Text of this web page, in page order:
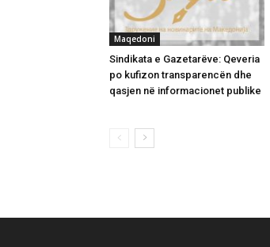
Maqedoni
Sindikata e Gazetarëve: Qeveria
po kufizon transparencën dhe
qasjen në informacionet publike